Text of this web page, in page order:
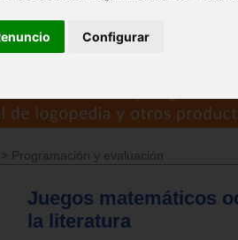
Configurar
> Programación y evaluación
Juegos matemáticos
la literatura